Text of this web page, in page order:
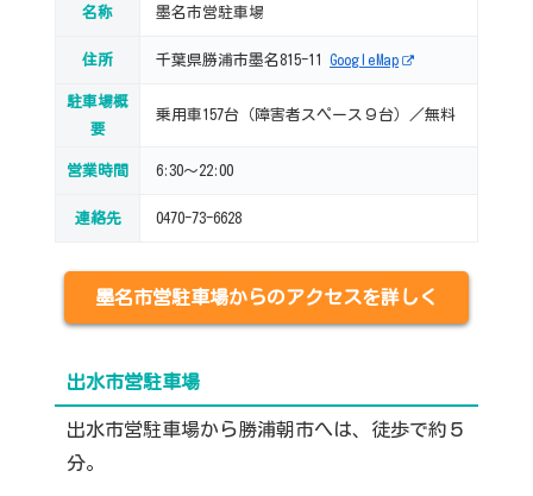
名称 墨名市営駐車場
住所 千葉県勝浦市墨名815-11 GoogleMap
駐車場概
要
乗用車157台（障害者スペース９台）／無料
営業時間 6:30～22:00
連絡先 0470-73-6628
墨名市営駐車場からのアクセスを詳しく
出水市営駐車場
出水市営駐車場から勝浦朝市へは、徒歩で約５
分。